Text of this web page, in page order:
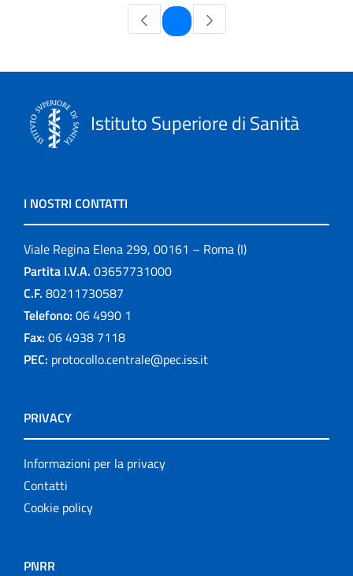
Pagina
Istituto Superiore di Sanità
I NOSTRI CONTATTI
Viale Regina Elena 299, 00161 – Roma (I)
Partita I.V.A. 03657731000
C.F. 80211730587
Telefono: 06 4990 1
Fax: 06 4938 7118
PEC: protocollo.centrale@pec.iss.it
PRIVACY
Informazioni per la privacy
Contatti
Cookie policy
PNRR